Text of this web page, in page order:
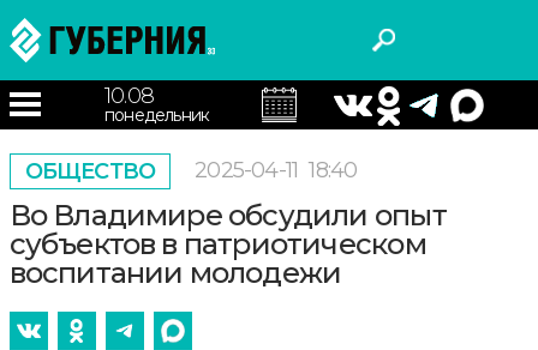
10.08
понедельник
ОБЩЕСТВО 2025-04-11 18:40
Во Владимире обсудили опыт
субъектов в патриотическом
воспитании молодежи